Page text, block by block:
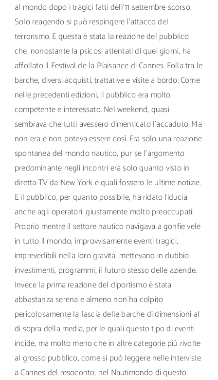
al mondo dopo i tragici fatti dell’11 settembre scorso.
Solo reagendo si può respingere l’attacco del
terrorismo. E questa è stata la reazione del pubblico
che, nonostante la psicosi attentati di quei giorni, ha
affollato il Festival de la Plaisance di Cannes. Folla tra le
barche, diversi acquisti, trattative e visite a bordo. Come
nelle precedenti edizioni, il pubblico era molto
competente e interessato. Nel weekend, quasi
sembrava che tutti avessero dimenticato l’accaduto. Ma
non era e non poteva essere così. Era solo una reazione
spontanea del mondo nautico, pur se l’argomento
predominante negli incontri era solo quanto visto in
diretta TV da New York e quali fossero le ultime notizie.
E il pubblico, per quanto possibile, ha ridato fiducia
anche agli operatori, giustamente molto preoccupati.
Proprio mentre il settore nautico navigava a gonfie vele
in tutto il mondo, improvvisamente eventi tragici,
imprevedibili nella loro gravità, mettevano in dubbio
investimenti, programmi, il futuro stesso delle aziende.
Invece la prima reazione del diportismo è stata
abbastanza serena e almeno non ha colpito
pericolosamente la fascia delle barche di dimensioni al
di sopra della media, per le quali questo tipo di eventi
incide, ma molto meno che in altre categorie più rivolte
al grosso pubblico, come si può leggere nelle interviste
a Cannes del resoconto, nel Nautimondo di questo